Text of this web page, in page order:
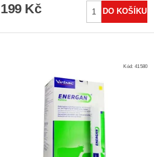
199 Kč
Kód: 41580